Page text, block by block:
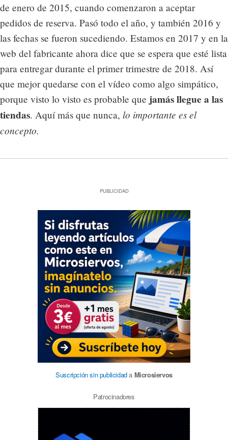
de enero de 2015, cuando comenzaron a aceptar
pedidos de reserva. Pasó todo el año, y también 2016 y
las fechas se fueron sucediendo. Estamos en 2017 y en la
web del fabricante ahora dice que se espera que esté lista
para entregar durante el primer trimestre de 2018. Así
que mejor quedarse con el vídeo como algo simpático,
porque visto lo visto es probable que jamás llegue a las
tiendas. Aquí más que nunca, lo importante es el
concepto.
PUBLICIDAD
Suscripción sin publicidada Microsiervos
Patrocinadores